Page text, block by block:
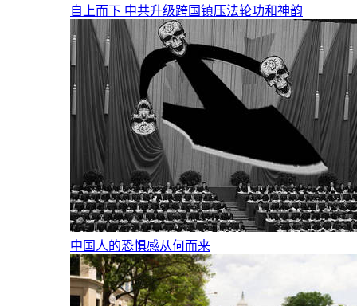
自上而下 中共升级跨国镇压法轮功和神韵
中国人的恐惧感从何而来